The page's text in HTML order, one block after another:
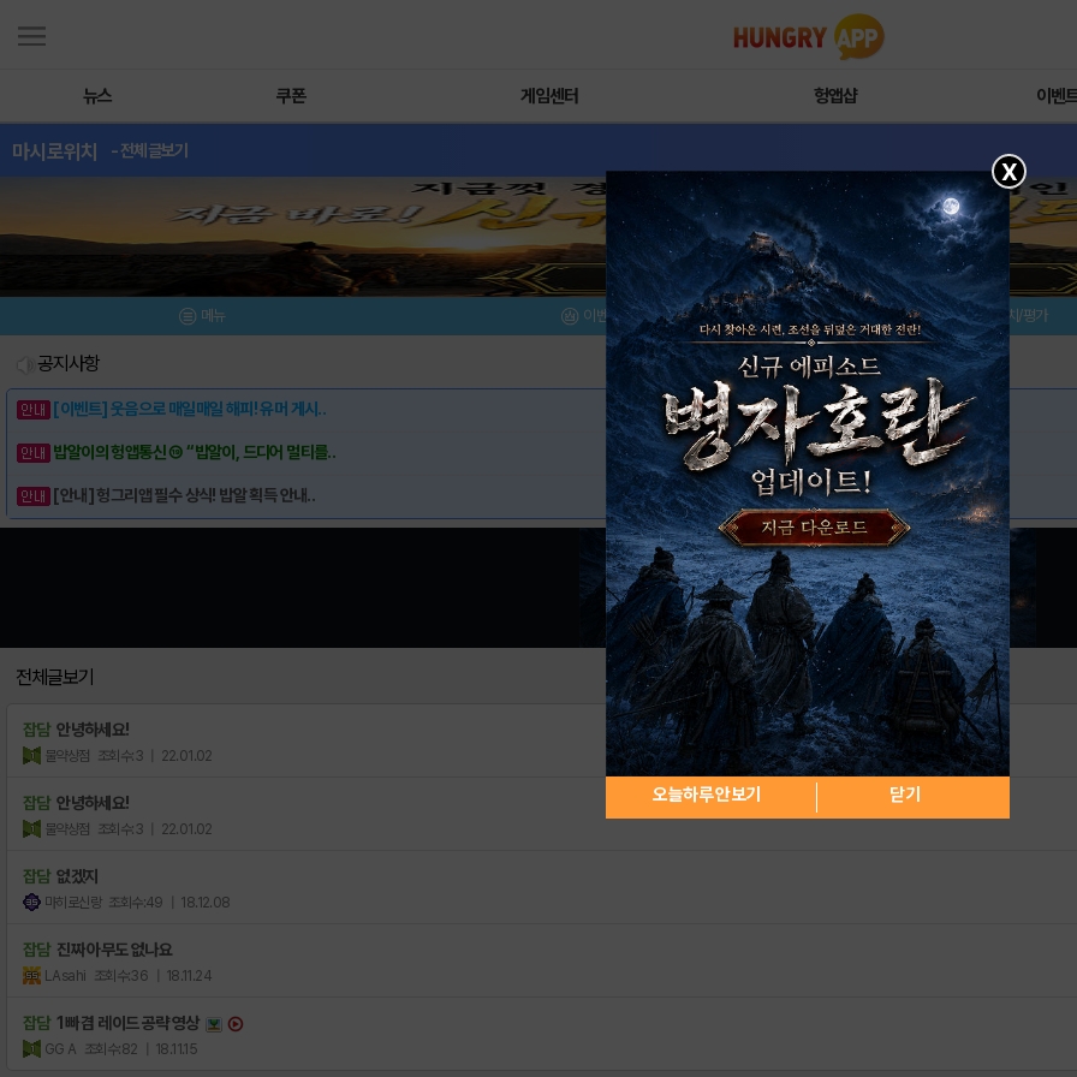
뉴스 쿠폰 게임센터 헝앱샵 이벤
마시로위치 - 전체글보기
메뉴 이벤트/미션 설치/평가
공지사항
[이벤트] 웃음으로 매일매일 해피! 유머 게시..
밥알이의 헝앱통신 ⑲ “밥알이, 드디어 멀티를..
[안내] 헝그리앱 필수 상식! 밥알 획득 안내..
전체글보기
잡담 안녕하세요!
물약상점 조회수:3 | 22.01.02
잡담 안녕하세요!
물약상점 조회수:3 | 22.01.02
잡담 없겠지
마히로신랑 조회수:49 | 18.12.08
잡담 진짜 아무도 없나요
LAsahi 조회수:36 | 18.11.24
잡담 1빠 겸 레이드 공략 영상
GG A 조회수:82 | 18.11.15
X
오늘하루 안보기 닫기